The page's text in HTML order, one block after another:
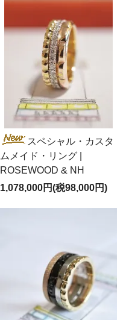
スペシャル・カスタ
ムメイド・リング |
ROSEWOOD & NH
1,078,000円(税98,000円)